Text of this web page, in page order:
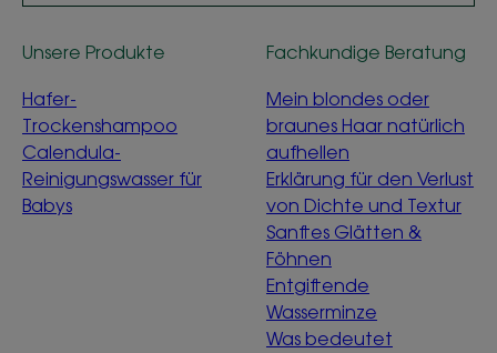
Unsere Produkte
Hafer-
Trockenshampoo
Calendula-
Reinigungswasser für
Babys
Fachkundige Beratung
Mein blondes oder
braunes Haar natürlich
aufhellen
Erklärung für den Verlust
von Dichte und Textur
Sanftes Glätten &
Föhnen
Entgiftende
Wasserminze
Was bedeutet